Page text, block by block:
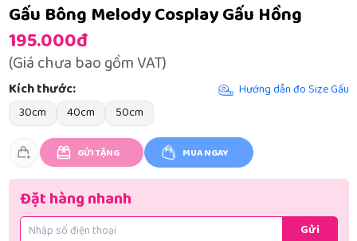
Gấu Bông Melody Cosplay Gấu Hồng
195.000đ
(Giá chưa bao gồm VAT)
Kích thước:
Hướng dẫn đo Size Gấu
30cm
40cm 50cm
GỬI TẶNG MUA NGAY
Đặt hàng nhanh
Gửi